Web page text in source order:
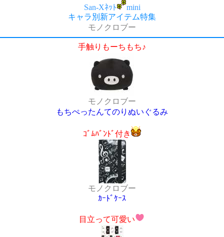
San-Xﾈｯﾄ
mini
キャラ別新アイテム特集
モノクロブー
手触りもーちもち♪
モノクロブー
もちぺったんてのりぬいぐるみ
ｺﾞﾑﾊﾞﾝﾄﾞ付き
モノクロブー
ｶｰﾄﾞｹｰｽ
目立って可愛い